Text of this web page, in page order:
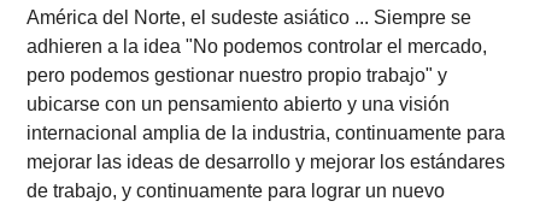
América del Norte, el sudeste asiático ... Siempre se
adhieren a la idea "No podemos controlar el mercado,
pero podemos gestionar nuestro propio trabajo" y
ubicarse con un pensamiento abierto y una visión
internacional amplia de la industria, continuamente para
mejorar las ideas de desarrollo y mejorar los estándares
de trabajo, y continuamente para lograr un nuevo